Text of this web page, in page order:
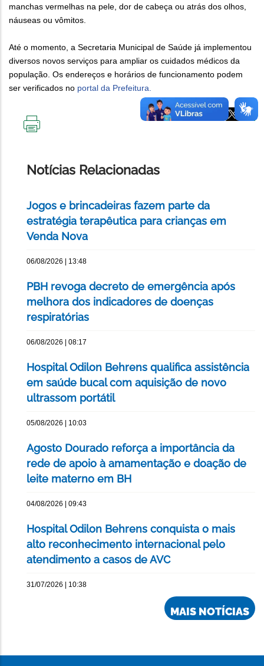
manchas vermelhas na pele, dor de cabeça ou atrás dos olhos,
náuseas ou vômitos.
Até o momento, a Secretaria Municipal de Saúde já implementou
diversos novos serviços para ampliar os cuidados médicos da
população. Os endereços e horários de funcionamento podem
ser verificados no portal da Prefeitura.
Notícias Relacionadas
Jogos e brincadeiras fazem parte da
estratégia terapêutica para crianças em
Venda Nova
06/08/2026 | 13:48
PBH revoga decreto de emergência após
melhora dos indicadores de doenças
respiratórias
06/08/2026 | 08:17
Hospital Odilon Behrens qualifica assistência
em saúde bucal com aquisição de novo
ultrassom portátil
05/08/2026 | 10:03
Agosto Dourado reforça a importância da
rede de apoio à amamentação e doação de
leite materno em BH
04/08/2026 | 09:43
Hospital Odilon Behrens conquista o mais
alto reconhecimento internacional pelo
atendimento a casos de AVC
31/07/2026 | 10:38
MAIS NOTÍCIAS